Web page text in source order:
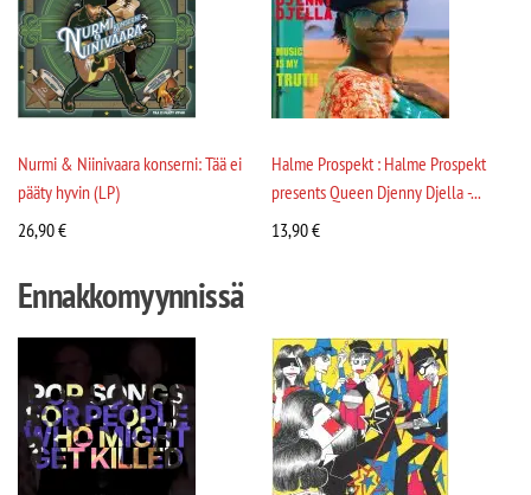
Nurmi & Niinivaara konserni: Tää ei
pääty hyvin (LP)
26,90€
Halme Prospekt : Halme Prospekt
presents Queen Djenny Djella -...
13,90€
Ennakkomyynnissä